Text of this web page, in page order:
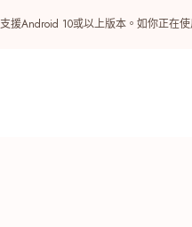
Android 10或以上版本。如你正在